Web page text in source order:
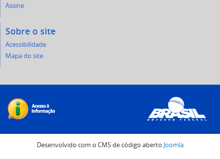
Assine
Sobre o site
Acessibilidade
Mapa do site
Desenvolvido com o CMS de código aberto Joomla